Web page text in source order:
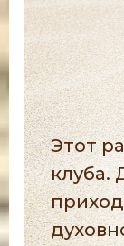
Этот
клуба.